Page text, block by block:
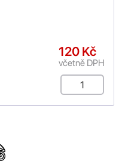
120 Kč
včetně DPH